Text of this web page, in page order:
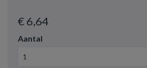
€ 6,64
Aantal